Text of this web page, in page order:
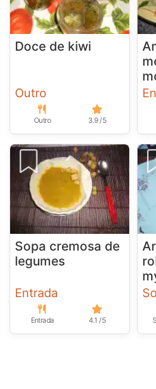
Doce de kiwi
Outro
Outro 3.9 / 5
Sopa cremosa de
legumes
Entrada
Entrada 4.1 / 5